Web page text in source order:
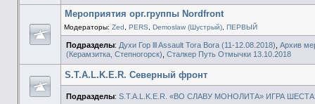
Мероприятия орг.группы Nordfront
Модераторы: Zed PERS Demoslaw (Шустрый), ПЕРВЫЙ
Подразделы: Духи Гор lll Assault Tora Bora (11-12.08.2018) ,Архив
(Керамзитка, Степногорск) ,Сталкер Путь Отмычки 13.10.2018
S.T.A.L.K.E.R. Северный фронт
Подразделы:S.T.A.L.K.E.R. «ВО СЛАВУ МОНОЛИТА» ИГРА